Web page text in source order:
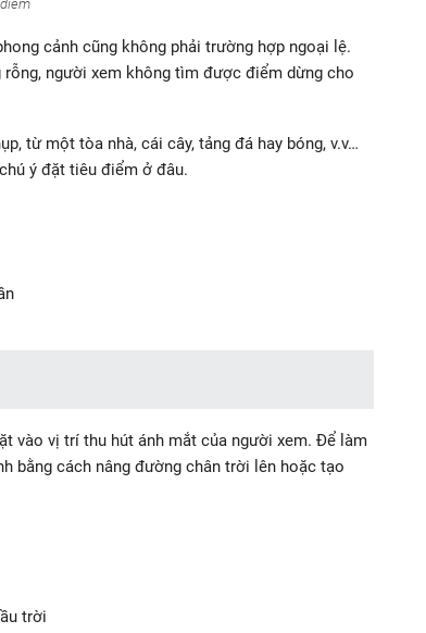
cảnh cũng không phải trường hợp ngoại lệ.
người xem không tìm được điểm dừng cho
từ một tòa nhà, cái cây, tảng đá hay bóng, v.v…
ý đặt tiêu điểm ở đâu.
vào vị trí thu hút ánh mắt của người xem. Để làm
bằng cách nâng đường chân trời lên hoặc tạo